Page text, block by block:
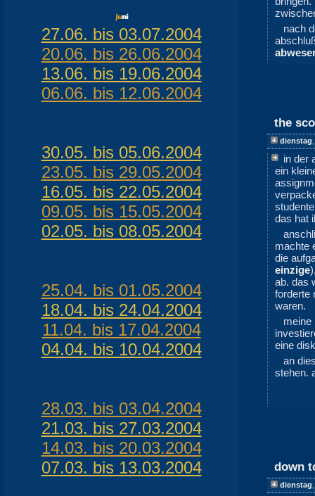
27.06. bis 03.07.2004
20.06. bis 26.06.2004
13.06. bis 19.06.2004
06.06. bis 12.06.2004
30.05. bis 05.06.2004
23.05. bis 29.05.2004
16.05. bis 22.05.2004
09.05. bis 15.05.2004
02.05. bis 08.05.2004
25.04. bis 01.05.2004
18.04. bis 24.04.2004
11.04. bis 17.04.2004
04.04. bis 10.04.2004
28.03. bis 03.04.2004
21.03. bis 27.03.2004
14.03. bis 20.03.2004
07.03. bis 13.03.2004
nach
the
dienstag
in der
ein
das hat
machte
die
einzige
ab. das
forderte
waren.
eine
an
stehen.
down
dienstag